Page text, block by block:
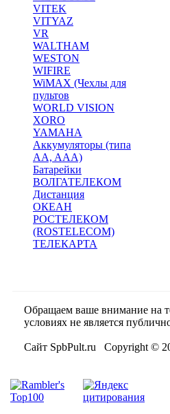
VITEK
VITYAZ
VR
WALTHAM
WESTON
WIFIRE
WiMAX (Чехлы для
пультов
WORLD VISION
XORO
YAMAHA
Аккумуляторы (типа
AA, AAA)
Батарейки
ВОЛГАТЕЛЕКОМ
Дистанция
ОКЕАН
РОСТЕЛЕКОМ
(ROSTELECOM)
ТЕЛЕКАРТА
Обращаем ваше внимание на
условиях не является
Сайт SpbPult.ru